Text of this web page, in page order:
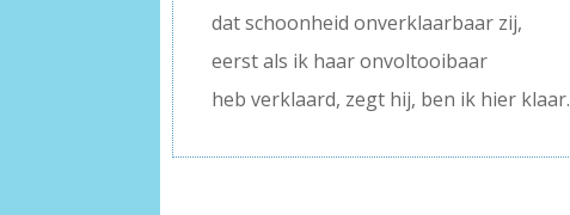
dat schoonheid onverklaarbaar zij,
eerst als ik haar onvoltooibaar
heb verklaard, zegt hij, ben ik hier klaar.